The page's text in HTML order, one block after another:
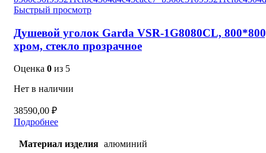
Быстрый просмотр
Душевой уголок Garda VSR-1G8080CL,
хром, стекло прозрачное
Оценка 0 из 5
Нет в наличии
38590,00 ₽
Подробнее
Материал изделия алюминий